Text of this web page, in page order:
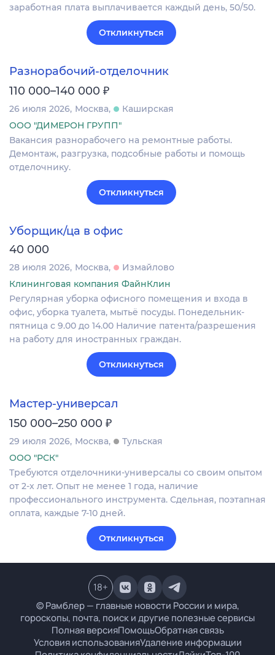
заработная плата выплачивается каждый день, 50/50.
Откликнуться
Разнорабочий-отделочник
110 000–140 000 ₽
26 июля 2026 Москва
Каширская
ООО "ДИМЕРОН ГРУПП"
Вакансия разнорабочего на ремонтные работы.
Демонтаж, разгрузка, подсобные работы и помощь
отделочнику.
Откликнуться
Уборщик/ца в офис
40 000
28 июля 2026 Москва
Измайлово
Клининговая компания ФайнКлин
Регулярная уборка офисного помещения и входа в
офис, уборка туалета, мытьё посуды. Понедельник-
пятница с 9.00 до 14.00 Наличие патента/разрешения
на работу для иностранных граждан.
Откликнуться
Мастер-универсал
150 000–250 000 ₽
29 июля 2026 Москва
Тульская
ООО "РСК"
Требуются отделочники-универсалы со своим опытом
от 2-х лет. Опыт не менее 1 года, наличие
профессионального инструмента. Сдельная, поэтапная
оплата, каждые 7-10 дней.
Откликнуться
© Рамблер — главные новости России и мира,
гороскопы, почта, поиск и другие полезные сервисы
Полная версияПомощьОбратная связь
Условия использованияУдаление информации
18+